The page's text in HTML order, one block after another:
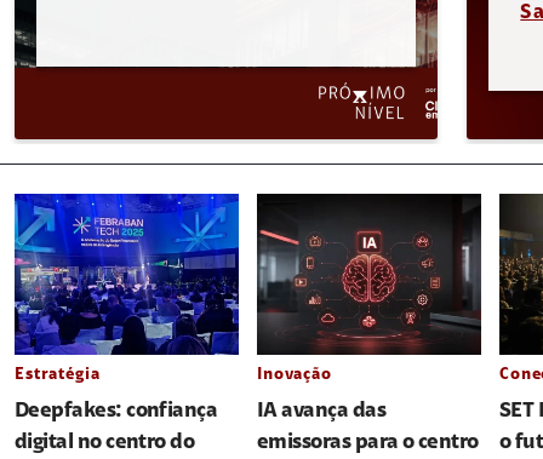
Estratégia
Deepfakes: confiança
digital no centro do
Inovação
IA avança das
emissoras para o centro
SET
o